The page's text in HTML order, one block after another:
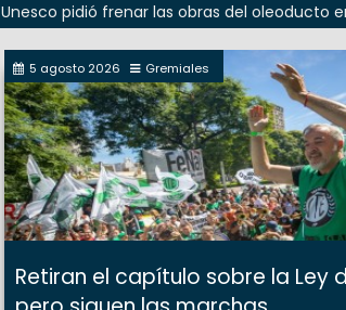
frenar las obras del oleoducto en Punta
5 agosto 2026 Gremiales
Retiran el capítulo sobre la Ley